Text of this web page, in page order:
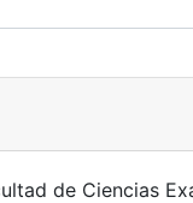
de Ciencias